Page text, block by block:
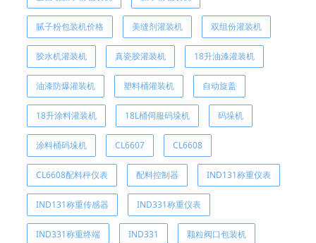
腻子粉包装机价格 美缝剂灌装机 双组份灌装机
胶水机灌装机 真瓷胶灌装机 18升油漆灌装机
油漆防爆灌装机 塑料桶灌装机 自动旋盖
18升涂料灌装机 18L桶伺服码垛机 码垛机
涂料桶码垛机 CL6607 CL6608
CL6608配料秤仪表 配料控制器 IND131称重仪表
IND131称重传感器 IND331称重仪表
IND331称重终端 IND331 颗粒阀口包装机